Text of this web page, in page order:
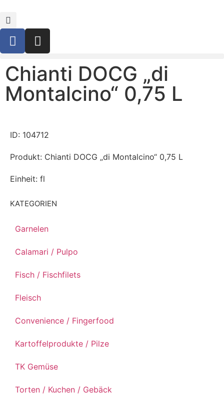
Chianti DOCG „di
Montalcino“ 0,75 L
KATEGORIEN
Garnelen
Calamari / Pulpo
Fisch / Fischfilets
Fleisch
Convenience / Fingerfood
Kartoffelprodukte / Pilze
TK Gemüse
Torten / Kuchen / Gebäck
ID: 104712
Produkt: Chianti DOCG „di Montalcino“ 0,75 L
Einheit: fl